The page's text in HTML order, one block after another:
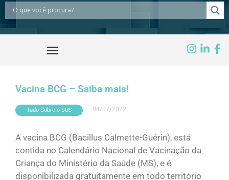
Vacina BCG – Saiba mais!
Tudo Sobre o SUS 04/07/2022
A vacina BCG (Bacillus Calmette-Guérin), está
contida no Calendário Nacional de Vacinação da
Criança do Ministério da Saúde (MS), e é
disponibilizada gratuitamente em todo território